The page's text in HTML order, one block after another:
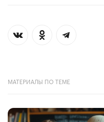
МАТЕРИАЛЫ ПО ТЕМЕ